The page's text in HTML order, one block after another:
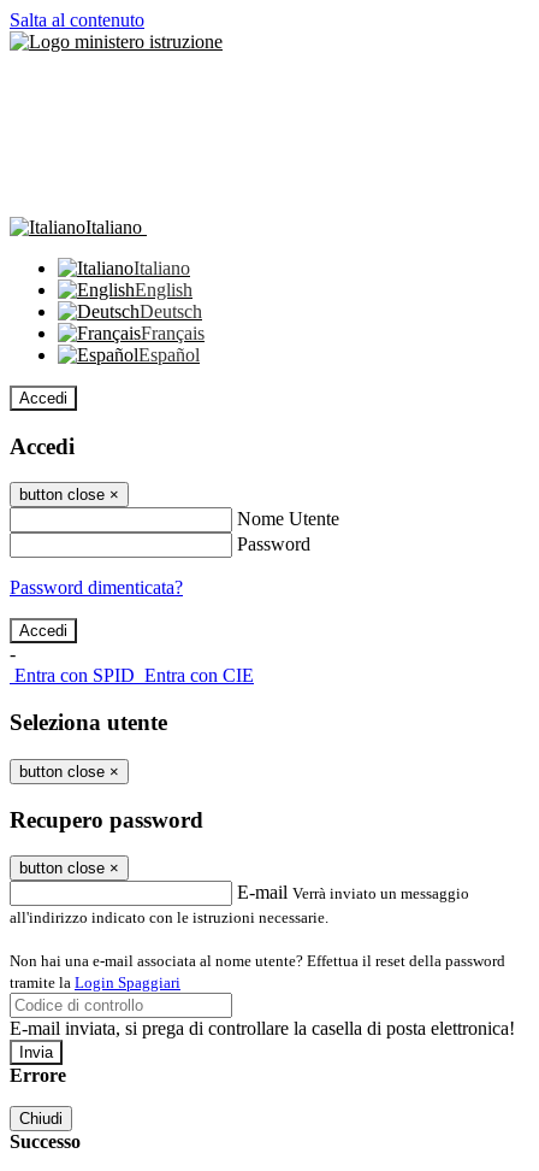
Salta al contenuto
Italiano
Italiano
English
Deutsch
Français
Español
Accedi
Accedi
button close ×
Nome Utente
Password
Password dimenticata?
-
Entra con SPID Entra con CIE
Seleziona utente
button close ×
Recupero password
button close ×
E-mail Verrà inviato un messaggio
all'indirizzo indicato con le istruzioni necessarie.
Non hai una e-mail associata al nome utente? Effettua il reset della password
tramite la Login Spaggiari
E-mail inviata, si prega di controllare la casella di posta elettronica!
Errore
Chiudi
Successo